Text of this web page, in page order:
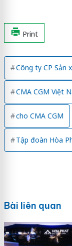
Print
Công ty CP Sản
CMA CGM Việt
cho CMA CGM
Tập đoàn Hòa
Bài liên quan